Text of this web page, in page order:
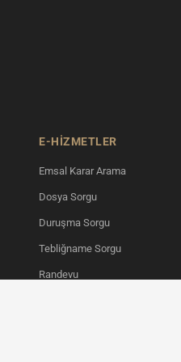
E-HİZMETLER
Emsal Karar Arama
Dosya Sorgu
Duruşma Sorgu
Tebliğname Sorgu
Randevu